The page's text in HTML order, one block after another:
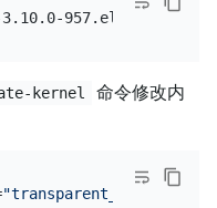
kernel
命令修改内